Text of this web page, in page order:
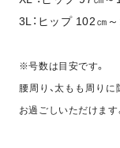
3L：ヒップ 102㎝～
※号数は目安です。
腰周り、太もも周り
お過ごしいただけます